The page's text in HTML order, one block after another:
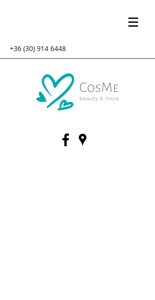
+36 (30) 914 6448